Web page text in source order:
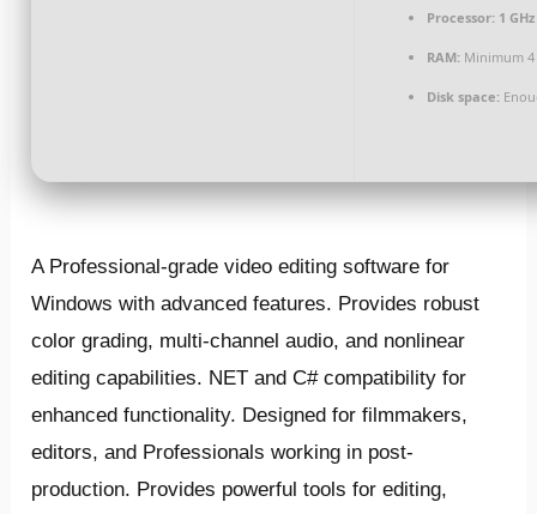
Processor: 1
RAM: Minimum 4
Disk space:
A Professional-grade video editing software for
Windows with advanced features. Provides robust
color grading, multi-channel audio, and nonlinear
editing capabilities. NET and C# compatibility for
enhanced functionality. Designed for filmmakers,
editors, and Professionals working in post-
production. Provides powerful tools for editing,